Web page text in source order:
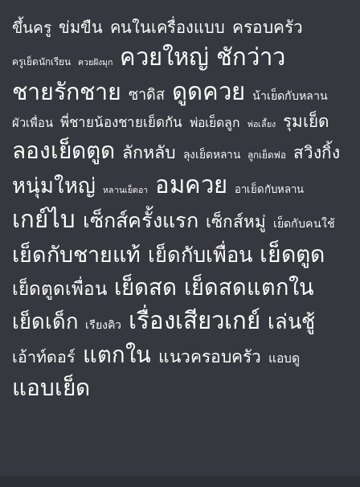
ขึ้นครู ข่มขืน คนในเครื่องแบบ ครอบครัว
ครูเย็ดนักเรียน ควยฝังมุก ควยใหญ่ ชักว่าว
ชายรักชาย ซาดิส ดูดควย น้าเย็ดกับหลาน
ผัวเพื่อน พี่ชายน้องชายเย็ดกัน พ่อเย็ดลูก พ่อเลี้ยง รุมเย็ด
ลองเย็ดตูด ลักหลับ ลุงเย็ดหลาน ลูกเย็ดพ่อ สวิงกิ้ง
หนุ่มใหญ่ หลานเย็ดอา อมควย อาเย็ดกับหลาน
เกย์ไบ เซ็กส์ครั้งแรก เซ็กส์หมู่ เย็ดกับคนใช้
เย็ดกับชายแท้ เย็ดกับเพื่อน เย็ดตูด
เย็ดตูดเพื่อน เย็ดสด เย็ดสดแตกใน
เย็ดเด็ก เรียงคิว เรื่องเสียวเกย์ เล่นชู้
เอ้าท์ดอร์ แตกใน แนวครอบครัว แอบดู
แอบเย็ด